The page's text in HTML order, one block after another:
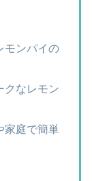
モンパイの
クなレモン
家庭で簡単